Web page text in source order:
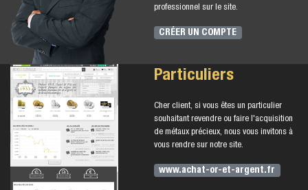
professionnel sur le site.
CRÉER UN COMPTE
Particuliers
Cher client, si vous êtes un particulier
souhaitant revendre ou faire l'acquisition
de métaux précieux, nous vous invitons à
vous rendre sur notre site.
www.achat-or-et-argent.fr